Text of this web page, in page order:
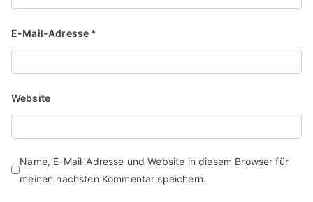
E-Mail-Adresse *
Website
Name, E-Mail-Adresse und Website in diesem Browser für
meinen nächsten Kommentar speichern.